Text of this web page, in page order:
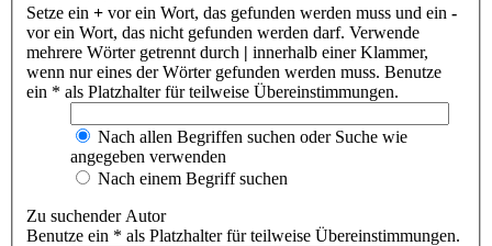
Setze ein + vor ein Wort, das gefunden werden muss und ein -
vor ein Wort, das nicht gefunden werden darf. Verwende
mehrere Wörter getrennt durch | innerhalb einer Klammer,
wenn nur eines der Wörter gefunden werden muss. Benutze
ein * als Platzhalter für teilweise Übereinstimmungen.
Nach allen Begriffen suchen oder Suche wie
angegeben verwenden
Nach einem Begriff suchen
Zu suchender Autor
Benutze ein * als Platzhalter für teilweise Übereinstimmungen.